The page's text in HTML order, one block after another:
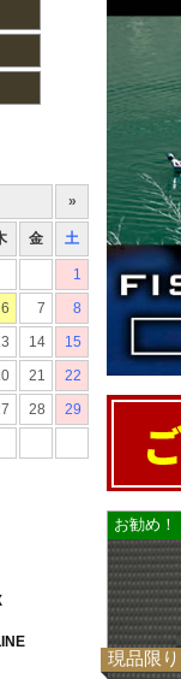
お勧め！
現品限り